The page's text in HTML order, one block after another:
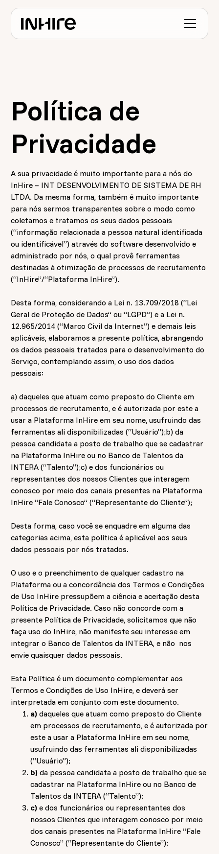
Política de
Privacidade
A sua privacidade é muito importante para a nós do
InHire – INT DESENVOLVIMENTO DE SISTEMA DE RH
LTDA. Da mesma forma, também é muito importante
para nós sermos transparentes sobre o modo como
coletamos e tratamos os seus dados pessoais
(“informação relacionada a pessoa natural identificada
ou identificável”) através do software desenvolvido e
administrado por nós, o qual provê ferramentas
destinadas à otimização de processos de recrutamento
(“InHire”/“Plataforma InHire”).
Desta forma, considerando a Lei n. 13.709/2018 (“Lei
Geral de Proteção de Dados” ou “LGPD”) e a Lei n.
12.965/2014 (“Marco Civil da Internet”) e demais leis
aplicáveis, elaboramos a presente política, abrangendo
os dados pessoais tratados para o desenvolvimento do
Serviço, contemplando assim, o uso dos dados
pessoais:
a) daqueles que atuam como preposto do Cliente em
processos de recrutamento, e é autorizada por este a
usar a Plataforma InHire em seu nome, usufruindo das
ferramentas ali disponibilizadas (“Usuário”);b) da
pessoa candidata a posto de trabalho que se cadastrar
na Plataforma InHire ou no Banco de Talentos da
INTERA (“Talento”);c) e dos funcionários ou
representantes dos nossos Clientes que interagem
conosco por meio dos canais presentes na Plataforma
InHire “Fale Conosco” (“Representante do Cliente”);
Desta forma, caso você se enquadre em alguma das
categorias acima, esta política é aplicável aos seus
dados pessoais por nós tratados.
O uso e o preenchimento de qualquer cadastro na
Plataforma ou a concordância dos Termos e Condições
de Uso InHire pressupõem a ciência e aceitação desta
Política de Privacidade. Caso não concorde com a
presente Política de Privacidade, solicitamos que não
faça uso do InHire, não manifeste seu interesse em
integrar o Banco de Talentos da INTERA, e não nos
envie quaisquer dados pessoais.
Esta Política é um documento complementar aos
Termos e Condições de Uso InHire, e deverá ser
interpretada em conjunto com este documento.
a) daqueles que atuam como preposto do Cliente
em processos de recrutamento, e é autorizada por
este a usar a Plataforma InHire em seu nome,
usufruindo das ferramentas ali disponibilizadas
(“Usuário”);
b)da pessoa candidata a posto de trabalho que se
cadastrar na Plataforma InHire ou no Banco de
Talentos da INTERA (“Talento”);
c)e dos funcionários ou representantes dos
nossos Clientes que interagem conosco por meio
dos canais presentes na Plataforma InHire “Fale
Conosco” (“Representante do Cliente”);